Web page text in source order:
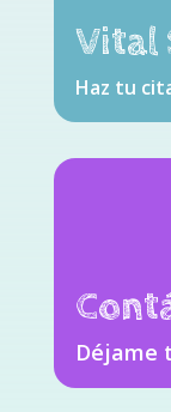
Vital
Haz tu
Déjame